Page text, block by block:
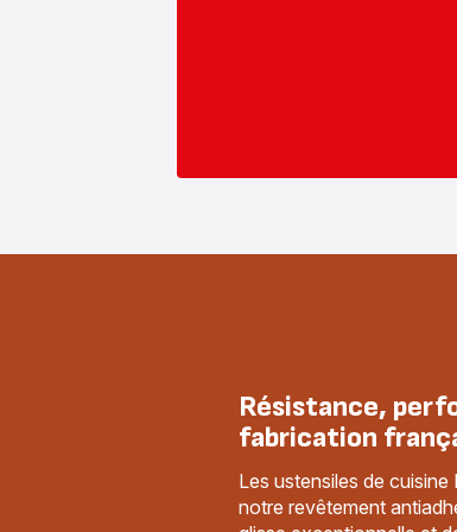
Résistance,
fabrication
Les ustensiles de
notre revêtement